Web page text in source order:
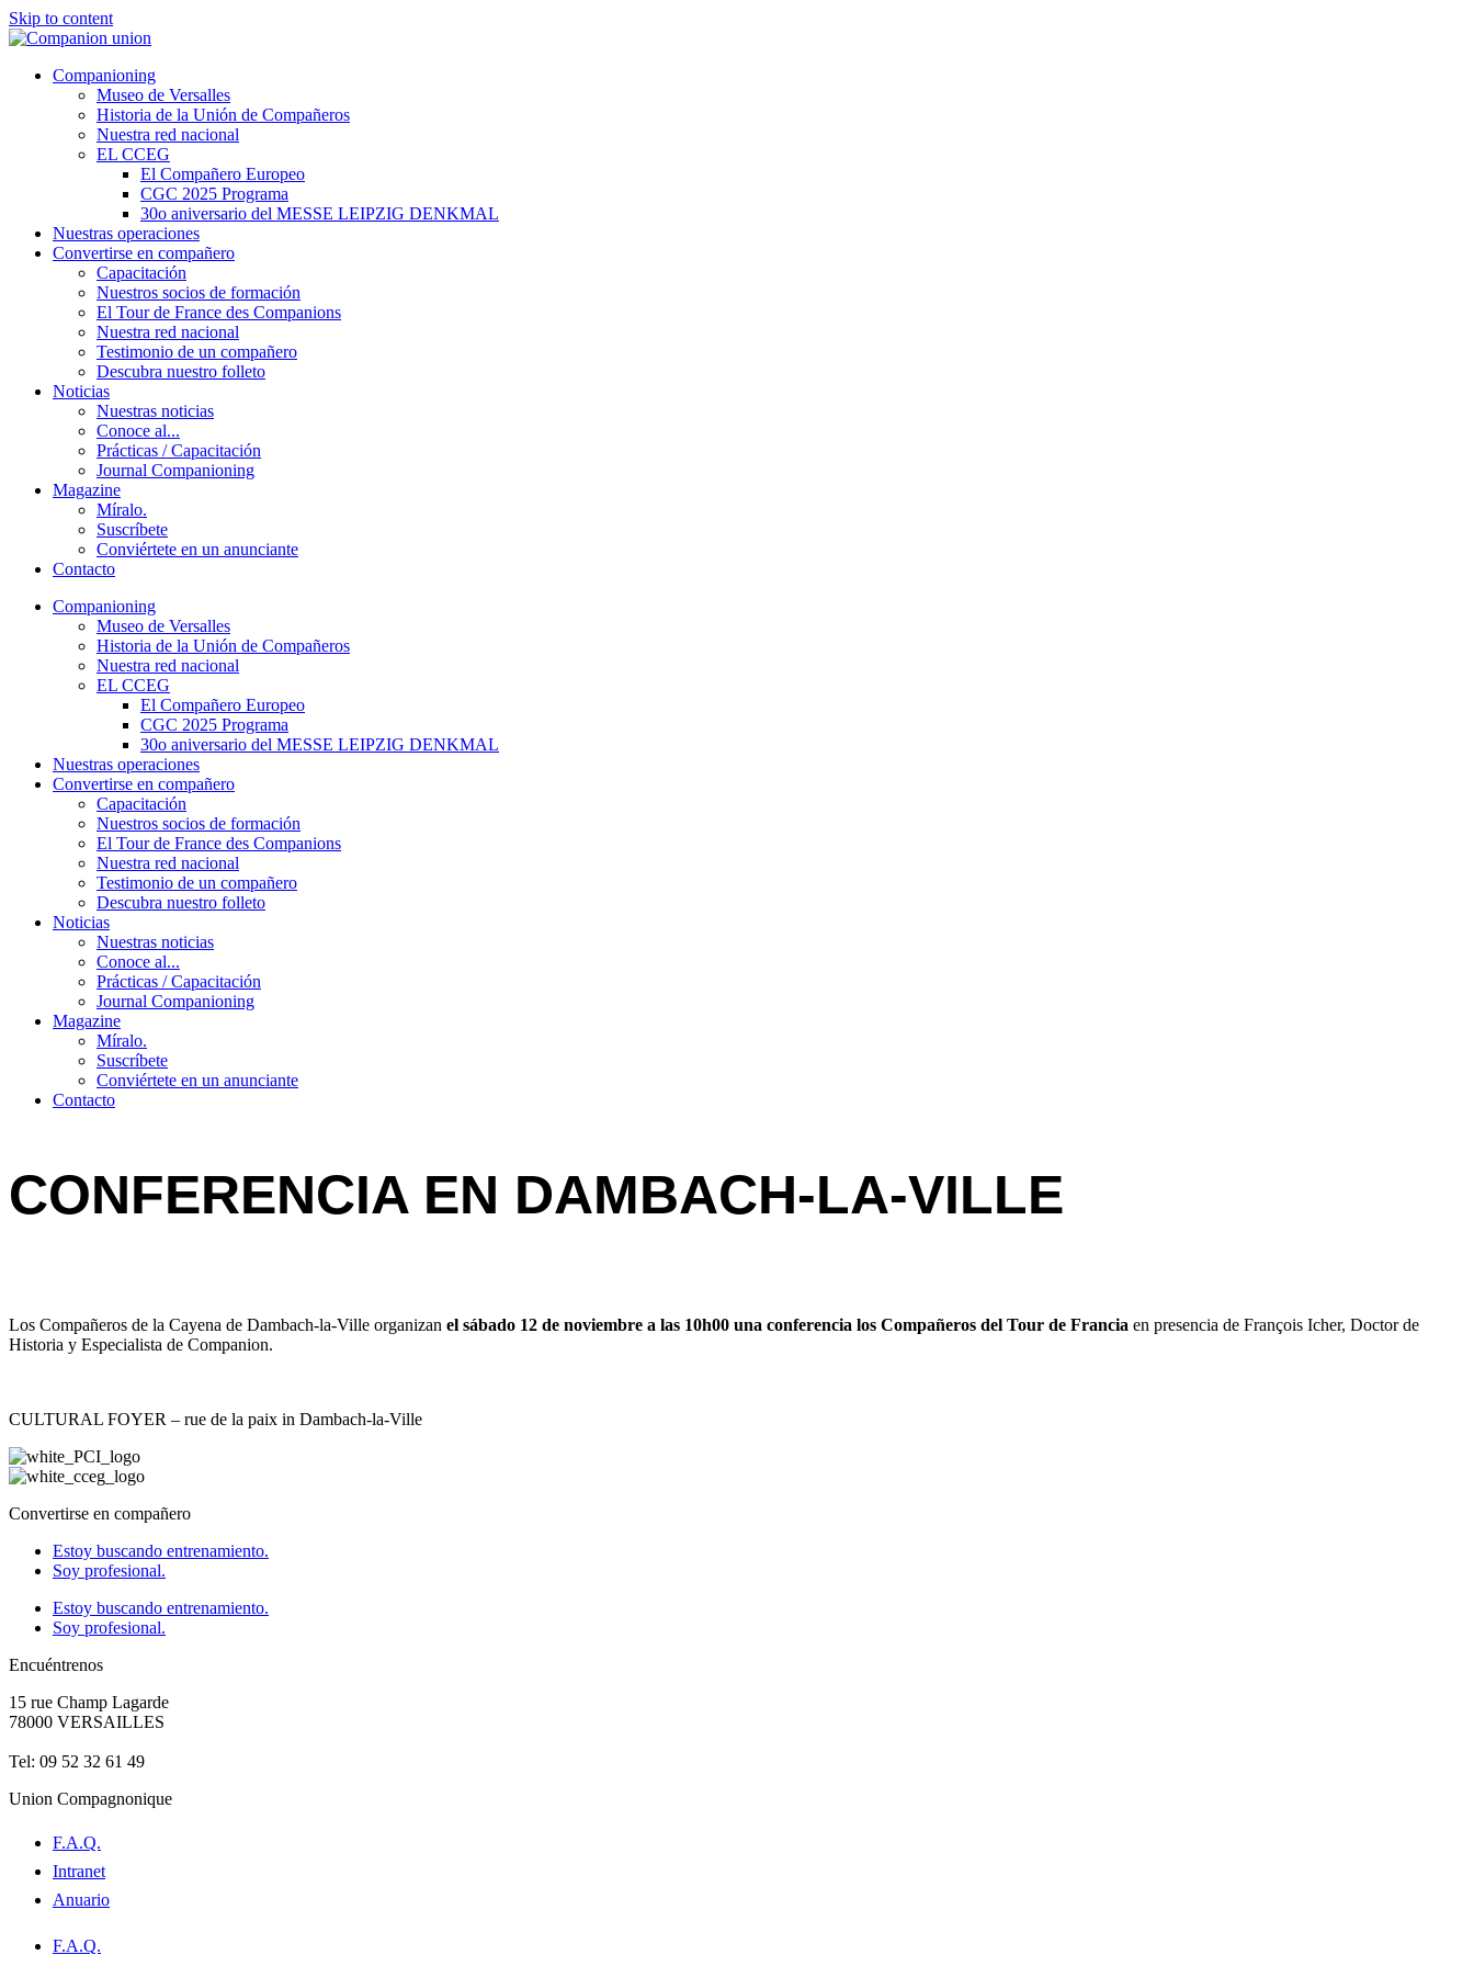
Skip to content
Companioning
Museo de Versalles
Historia de la Unión de Compañeros
Nuestra red nacional
EL CCEG
El Compañero Europeo
CGC 2025 Programa
30o aniversario del MESSE LEIPZIG DENKMAL
Nuestras operaciones
Convertirse en compañero
Capacitación
Nuestros socios de formación
El Tour de France des Companions
Nuestra red nacional
Testimonio de un compañero
Descubra nuestro folleto
Noticias
Nuestras noticias
Conoce al...
Prácticas / Capacitación
Journal Companioning
Magazine
Míralo.
Suscríbete
Conviértete en un anunciante
Contacto
Companioning
Museo de Versalles
Historia de la Unión de Compañeros
Nuestra red nacional
EL CCEG
El Compañero Europeo
CGC 2025 Programa
30o aniversario del MESSE LEIPZIG DENKMAL
Nuestras operaciones
Convertirse en compañero
Capacitación
Nuestros socios de formación
El Tour de France des Companions
Nuestra red nacional
Testimonio de un compañero
Descubra nuestro folleto
Noticias
Nuestras noticias
Conoce al...
Prácticas / Capacitación
Journal Companioning
Magazine
Míralo.
Suscríbete
Conviértete en un anunciante
Contacto
CONFERENCIA EN DAMBACH-LA-VILLE
Los Compañeros de la Cayena de Dambach-la-Ville organizan el sábado 12 de noviembre a las 10h00 una conferencia los Compañeros del Tour de Francia en presencia de François Icher, Doctor de
Historia y Especialista de Companion.
CULTURAL FOYER – rue de la paix in Dambach-la-Ville
Convertirse en compañero
Estoy buscando entrenamiento.
Soy profesional.
Estoy buscando entrenamiento.
Soy profesional.
Encuéntrenos
15 rue Champ Lagarde
78000 VERSAILLES
Tel: 09 52 32 61 49
Union Compagnonique
F.A.Q.
Intranet
Anuario
F.A.Q.